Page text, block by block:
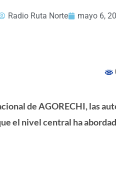
Radio Ruta Norte mayo 6,
de AGORECHI, las
el nivel central ha